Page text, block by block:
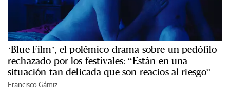
‘Blue Film’, el polémico drama sobre un pedófilo
rechazado por los festivales: “Están en una
situación tan delicada que son reacios al riesgo”
Francisco Gámiz